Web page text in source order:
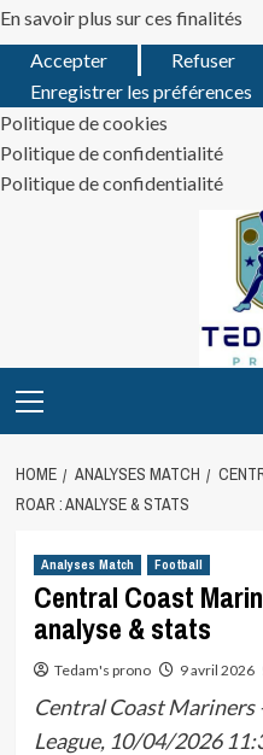
En savoir plus sur ces finalités
Accepter
Refuser
Enregistrer les préférences
Politique de cookies
Politique de confidentialité
Politique de confidentialité
Menu
HOME ANALYSES MATCH
ROAR : ANALYSE & STATS
Analyses Match Football
Central Coast
analyse & stats
Tedam's prono 9 avril 2026
Central Coast Mariners
League, 10/04/2026